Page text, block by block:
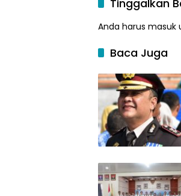
Tinggalkan
Anda harus masuk
Baca Juga